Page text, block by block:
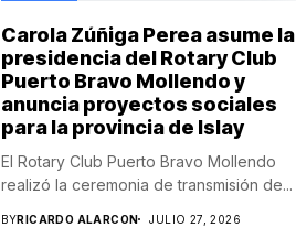
Carola Zúñiga Perea asume la
presidencia del Rotary Club
Puerto Bravo Mollendo y
anuncia proyectos sociales
para la provincia de Islay
El Rotary Club Puerto Bravo Mollendo
realizó la ceremonia de transmisión de...
BYRICARDO ALARCON JULIO 27, 2026